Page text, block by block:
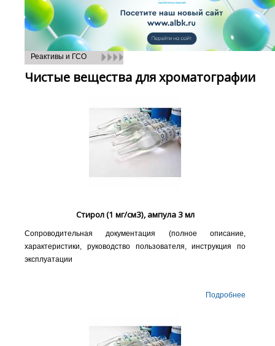
Реактивы и ГСО
Чистые вещества для хроматографии
Стирол (1 мг/см3), ампула 3 мл
Сопроводительная документация (полное описание,
характеристики, руководство пользователя, инструкция по
эксплуатации
Подробнее